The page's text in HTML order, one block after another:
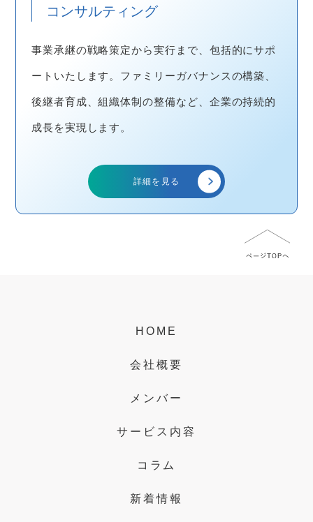
コンサルティング
事業承継の戦略策定から実行まで、包括的にサポ
ートいたします。ファミリーガバナンスの構築、
後継者育成、組織体制の整備など、企業の持続的
成長を実現します。
詳細を見る
HOME
会社概要
メンバー
サービス内容
コラム
新着情報